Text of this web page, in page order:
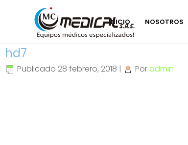
INICIO NOSOTROS
hd7
Publicado 28 febrero, 2018 | Poradmin